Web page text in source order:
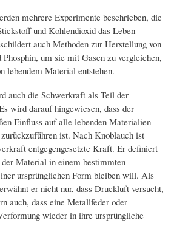
mehrere Experimente beschrieben, die
und Kohlendioxid das Leben
auch Methoden zur Herstellung von
um sie mit Gasen zu vergleichen,
lebendem Material entstehen.
auch die Schwerkraft als Teil der
wird darauf hingewiesen, dass der
Einfluss auf alle lebenden Materialien
ist. Nach Knoblauch ist
entgegengesetzte Kraft. Er definiert
Material in einem bestimmten
ursprünglichen Form bleiben will. Als
er nicht nur, dass Druckluft versucht,
auch, dass eine Metallfeder oder
wieder in ihre ursprüngliche